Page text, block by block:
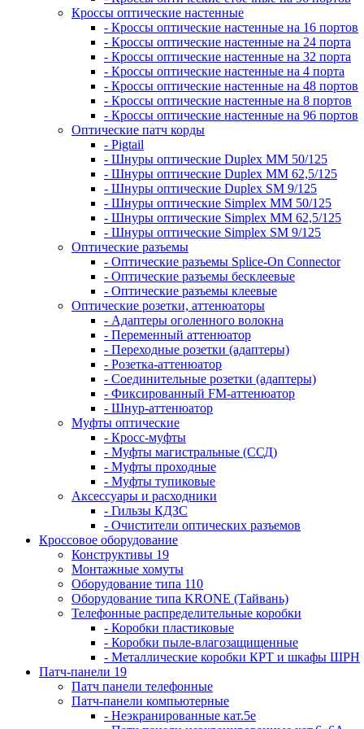
Кроссы оптические настенные
- Кроссы оптические настенные на 16 портов
- Кроссы оптические настенные на 24 порта
- Кроссы оптические настенные на 32 порта
- Кроссы оптические настенные на 4 порта
- Кроссы оптические настенные на 48 портов
- Кроссы оптические настенные на 8 портов
- Кроссы оптические настенные на 96 портов
Оптические патч корды
- Pigtail
- Шнуры оптические Duplex MM 50/125
- Шнуры оптические Duplex MM 62,5/125
- Шнуры оптические Duplex SM 9/125
- Шнуры оптические Simplex MM 50/125
- Шнуры оптические Simplex MM 62,5/125
- Шнуры оптические Simplex SM 9/125
Оптические разъемы
- Оптические разъемы Splice-On Connector
- Оптические разъемы бесклеевые
- Оптические разъемы клеевые
Оптические розетки, аттенюаторы
- Адаптеры оголенного волокна
- Переменный аттенюатор
- Переходные розетки (адаптеры)
- Розетка-аттенюатор
- Соединительные розетки (адаптеры)
- Фиксированный FM-аттенюатор
- Шнур-аттенюатор
Муфты оптические
- Кросс-муфты
- Муфты магистральные (ССД)
- Муфты проходные
- Муфты тупиковые
Аксессуары и расходники
- Гильзы КДЗС
- Очистители оптических разъемов
Кроссовое оборудование
Конструктивы 19
Монтажные хомуты
Оборудование типа 110
Оборудование типа KRONE (Тайвань)
Телефонные распределительные коробки
- Коробки пластиковые
- Коробки пыле-влагозащищенные
- Металлические коробки КРТ и шкафы ШРН
Патч-панели 19
Патч панели телефонные
Патч-панели компьютерные
- Неэкранированные кат.5е